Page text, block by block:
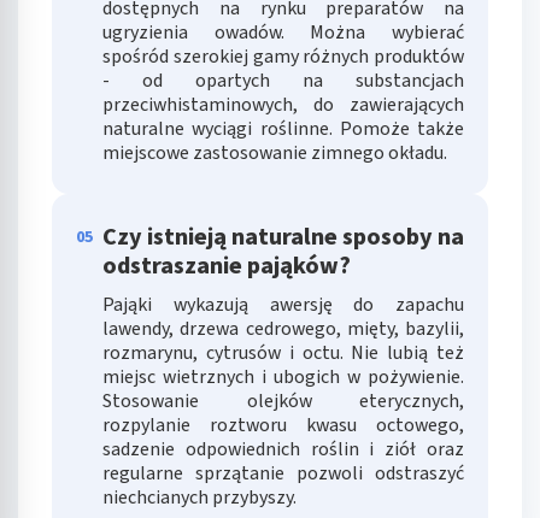
dostępnych na rynku preparatów na
ugryzienia owadów. Można wybierać
spośród szerokiej gamy różnych produktów
- od opartych na substancjach
przeciwhistaminowych, do zawierających
naturalne wyciągi roślinne. Pomoże także
miejscowe zastosowanie zimnego okładu.
05 Czy istnieją naturalne sposoby na
odstraszanie pająków?
Pająki wykazują awersję do zapachu
lawendy, drzewa cedrowego, mięty, bazylii,
rozmarynu, cytrusów i octu. Nie lubią też
miejsc wietrznych i ubogich w pożywienie.
Stosowanie olejków eterycznych,
rozpylanie roztworu kwasu octowego,
sadzenie odpowiednich roślin i ziół oraz
regularne sprzątanie pozwoli odstraszyć
niechcianych przybyszy.